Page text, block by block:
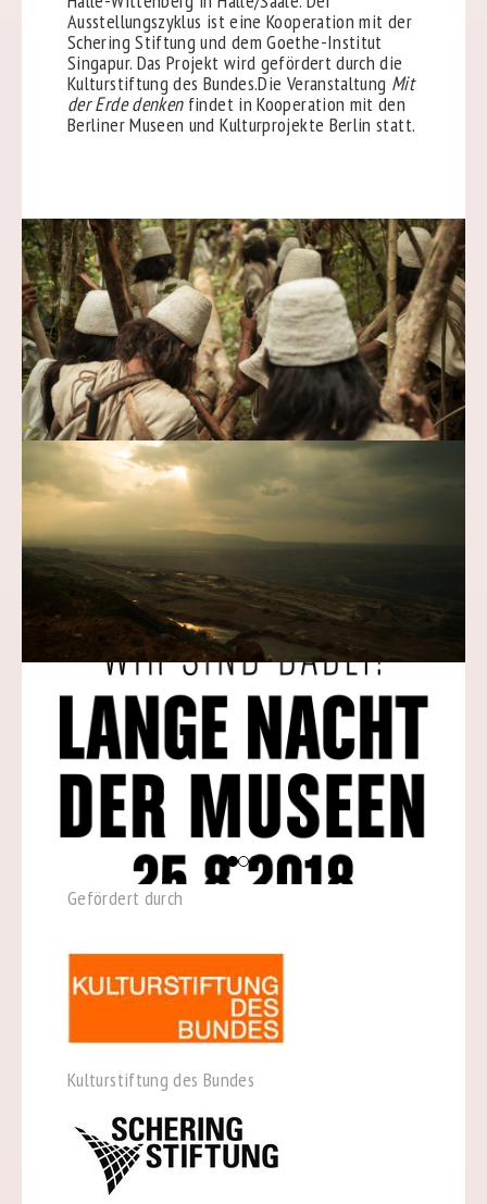
Ausstellungszyklus ist eine Kooperation mit der
Schering Stiftung und dem Goethe-Institut
Singapur. Das Projekt wird gefördert durch die
Kulturstiftung des Bundes.Die Veranstaltung Mit
der Erde denken findet in Kooperation mit den
Berliner Museen und Kulturprojekte Berlin statt.
Gefördert durch
Kulturstiftung des Bundes